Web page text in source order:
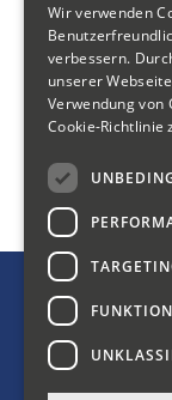
Wir verwenden
verbessern.
unserer
Verwendung von
Cookie-Richtlinie